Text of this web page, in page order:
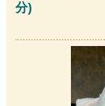
分)